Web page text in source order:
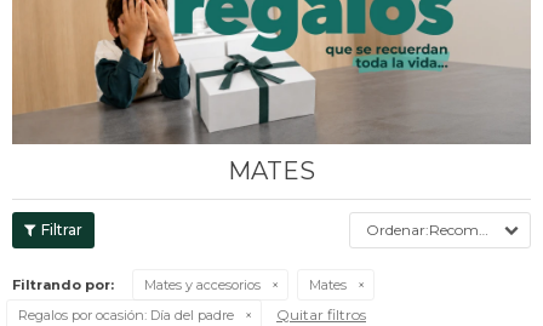
MATES
Recomendados
Filtrando por: Mates y accesorios
Mates
Regalos por ocasión: Día del padre Quitar filtros